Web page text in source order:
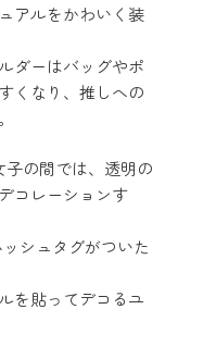
アルをかわいく装
ダーはバッグやポ
くなり、推しへの
子の間では、透明の
コレーションす
シュタグがついた
を貼ってデコるユ